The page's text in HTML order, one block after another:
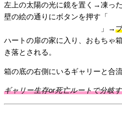
左上の太陽の光に鏡を置く→凍っ
壁の絵の通りにボタンを押す「
」→
ハートの扉の家に入り、おもちゃ
き落とされる。
箱の底の右側にいるギャリーと合流
ギャリー生存or死亡ルートで分岐